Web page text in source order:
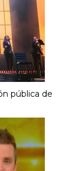
pública de